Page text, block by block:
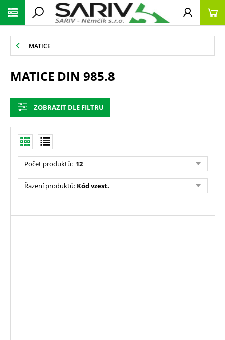
MATICE
MATICE DIN 985.8
ZOBRAZIT DLE FILTRU
Počet produktů: 12
Řazení produktů: Kód vzest.